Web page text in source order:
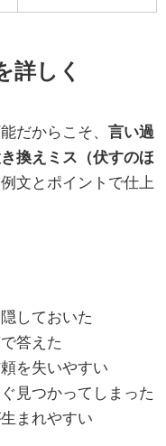
詳しく
だからこそ、 言い過
換えミス（伏すのほ
文とポイントで仕上
しておいた
答えた
を失いやすい
見つかってしまった
まれやすい